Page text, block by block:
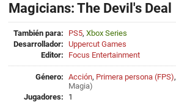
Magicians: The Devil's Deal
También para: PS5, Xbox Series
Desarrollador: Uppercut Games
Editor:
Focus Entertainment
Género: Acción, Primera persona (FPS),
Magia)
Jugadores:
1